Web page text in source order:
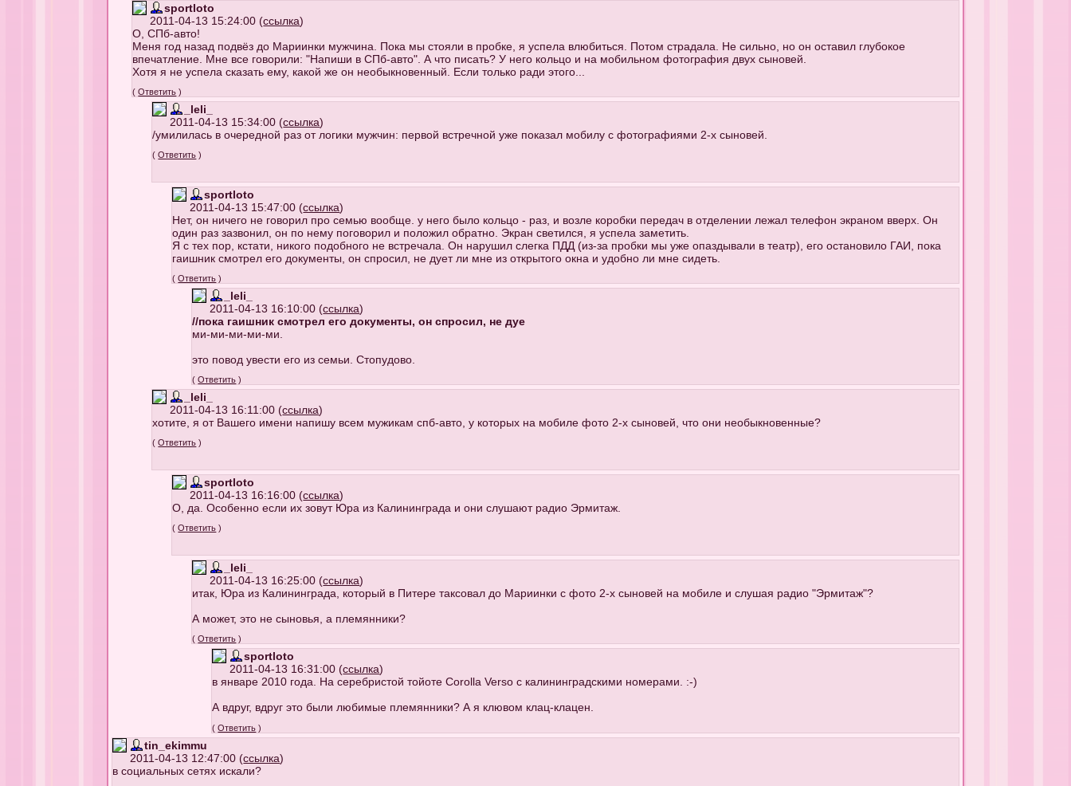
sportloto
2011-04-13 15:24:00 (ссылка)
О, СПб-авто!
Меня год назад подвёз до Мариинки мужчина. Пока мы стояли в пробке, я успела влюбиться. Потом страдала. Не сильно, но он оставил глубокое
впечатление. Мне все говорили: "Напиши в СПб-авто". А что писать? У него кольцо и на мобильном фотография двух сыновей.
Хотя я не успела сказать ему, какой же он необыкновенный. Если только ради этого...
(Ответить )
_leli_
2011-04-13 15:34:00 (ссылка)
/умилилась в очередной раз от логики мужчин: первой встречной уже показал мобилу с фотографиями 2-х сыновей.
(Ответить )
sportloto
2011-04-13 15:47:00 (ссылка)
Нет, он ничего не говорил про семью вообще. у него было кольцо - раз, и возле коробки передач в отделении лежал телефон экраном вверх. Он
один раз зазвонил, он по нему поговорил и положил обратно. Экран светился, я успела заметить.
Я с тех пор, кстати, никого подобного не встречала. Он нарушил слегка ПДД (из-за пробки мы уже опаздывали в театр), его остановило ГАИ, пока
гаишник смотрел его документы, он спросил, не дует ли мне из открытого окна и удобно ли мне сидеть.
(Ответить )
_leli_
2011-04-13 16:10:00 (ссылка)
//пока гаишник смотрел его документы, он спросил, не дуе
ми-ми-ми-ми-ми.
это повод увести его из семьи. Стопудово.
(Ответить )
_leli_
2011-04-13 16:11:00 (ссылка)
хотите, я от Вашего имени напишу всем мужикам спб-авто, у которых на мобиле фото 2-х сыновей, что они необыкновенные?
(Ответить )
sportloto
2011-04-13 16:16:00 (ссылка)
О, да. Особенно если их зовут Юра из Калининграда и они слушают радио Эрмитаж.
(Ответить )
_leli_
2011-04-13 16:25:00 (ссылка)
итак, Юра из Калининграда, который в Питере таксовал до Мариинки с фото 2-х сыновей на мобиле и слушая радио "Эрмитаж"?
А может, это не сыновья, а племянники?
(Ответить )
sportloto
2011-04-13 16:31:00 (ссылка)
в январе 2010 года. На серебристой тойоте Corolla Verso с калининградскими номерами. :-)
А вдруг, вдруг это были любимые племянники? А я клювом клац-клацен.
(Ответить )
tin_ekimmu
2011-04-13 12:47:00 (ссылка)
в социальных сетях искали?